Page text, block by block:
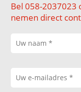
Bel 058-2037023
nemen direct